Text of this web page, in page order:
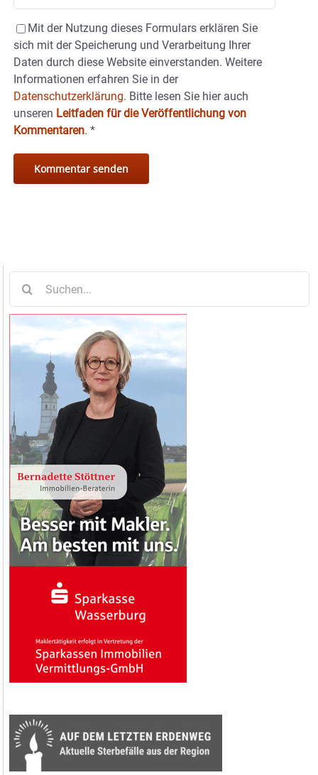
Mit der Nutzung dieses Formulars erklären Sie
sich mit der Speicherung und Verarbeitung Ihrer
Daten durch diese Website einverstanden. Weitere
Informationen erfahren Sie in der
Datenschutzerklärung. Bitte lesen Sie hier auch
unseren Leitfaden für die Veröffentlichung von
Kommentaren. *
nach: